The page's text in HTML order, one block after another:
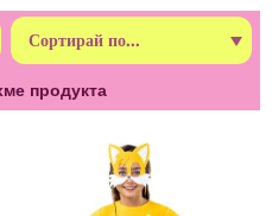
продукта